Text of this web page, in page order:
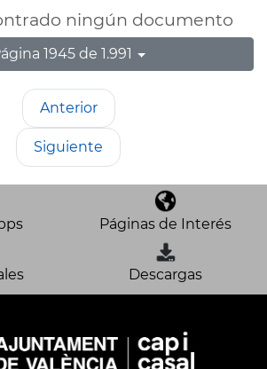
ningún documento
1945 de 1.991
Anterior
Siguiente
Páginas de Interés
Descargas